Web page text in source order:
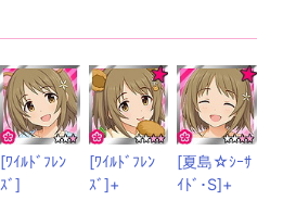
[ﾜｲﾙﾄﾞﾌﾚﾝ
ｽﾞ]
[ﾜｲﾙﾄﾞﾌﾚﾝ
ｽﾞ]+
[夏島☆ｼｰｻ
ｲﾄﾞ･S]+